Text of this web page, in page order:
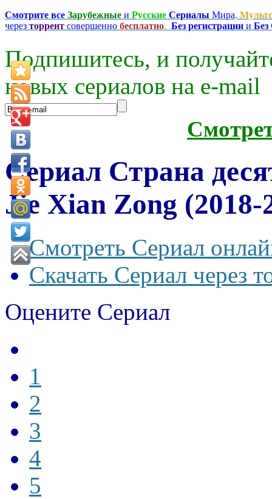
Смотрите все Зарубежные и Русские Сериалы Мира,
через торрент совершенно бесплатно. Без регистрации и
Подпишитесь, и
новых сериалов на e-mаil
Сериал Страна
Jie Xian Zong (2018-
Смотреть Сериал
Скачать Сериал через
Оцените Сериал
1
2
3
4
5